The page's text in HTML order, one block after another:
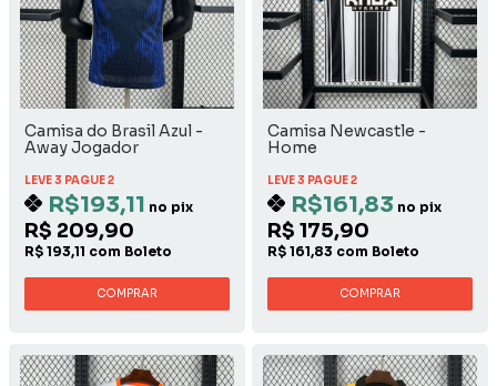
Camisa do Brasil Azul -
Away Jogador
LEVE 3 PAGUE 2
R$193,11 no pix
R$ 209,90
R$ 193,11 com Boleto
COMPRAR
Camisa Newcastle -
Home
LEVE 3 PAGUE 2
R$161,83 no pix
R$ 175,90
R$ 161,83 com Boleto
COMPRAR